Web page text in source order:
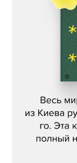
Женя